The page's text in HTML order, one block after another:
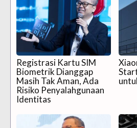
Registrasi Kartu SIM
Biometrik Dianggap
Masih Tak Aman, Ada
Risiko Penyalahgunaan
Identitas